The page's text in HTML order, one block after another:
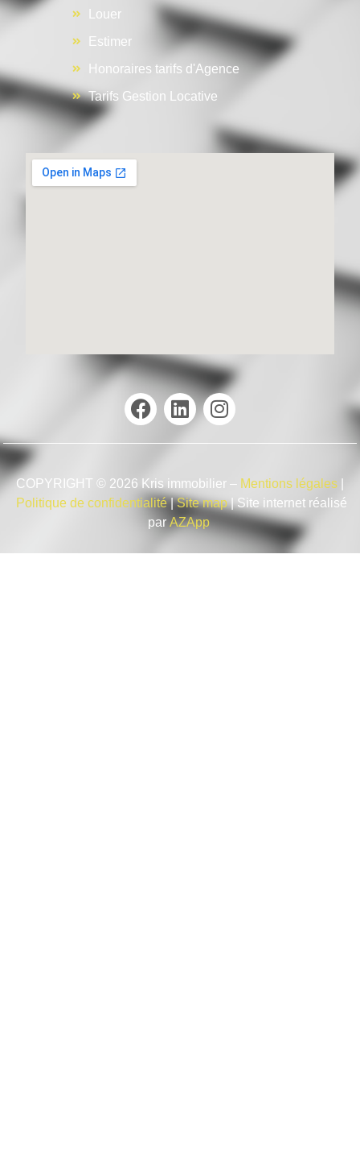
Louer
Estimer
Honoraires tarifs d'Agence
Tarifs Gestion Locative
COPYRIGHT © 2026 Kris immobilier – Mentions légales
Politique de confidentialité|Site map| Site internet réalisé
par AZApp